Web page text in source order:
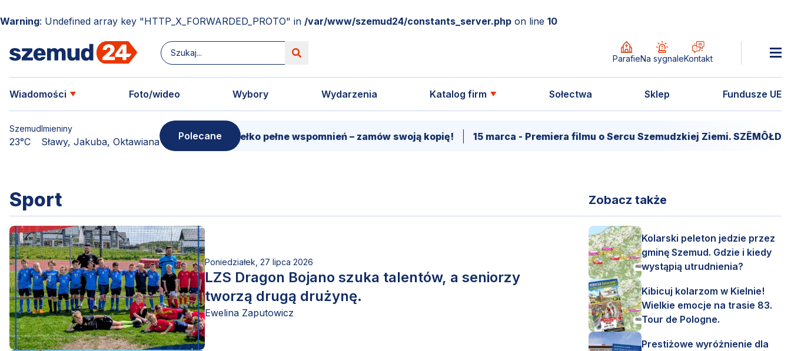
Warning: Undefined array key "HTTP_X_FORWARDED_PROTO" in /var/www/szemud24/constants_server.php on line 10
ParafieNa sygnaleKontakt
Wiadomości Foto/wideo Wybory Wydarzenia Katalog firm Sołectwa Sklep Fundusze UE
Szemud
23°C
Imieniny
Sławy, Jakuba, Oktawiana Polecane
Donimierz i Szemud. Filmowe pudełko pełne wspomnień – zamów swoją kopię! 15 marca - Premiera filmu o Sercu Szemudzkiej Ziemi. SZËMÔŁD – SERCE
Sport
Poniedziałek, 27 lipca 2026
LZS Dragon Bojano szuka talentów, a seniorzy
tworzą drugą drużynę.
Ewelina Zaputowicz
Zobacz także
Kolarski peleton jedzie przez
gminę Szemud. Gdzie i kiedy
wystąpią utrudnienia?
Kibicuj kolarzom w Kielnie!
Wielkie emocje na trasie 83.
Tour de Pologne.
Prestiżowe wyróżnienie dla